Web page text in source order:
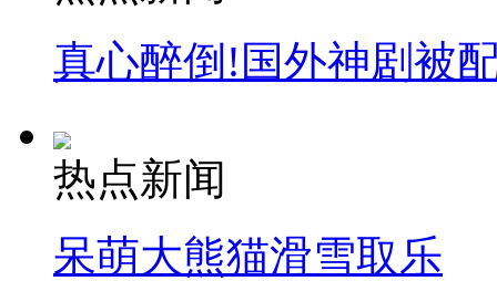
真心醉倒!国外神剧被
热点新闻
呆萌大熊猫滑雪取乐